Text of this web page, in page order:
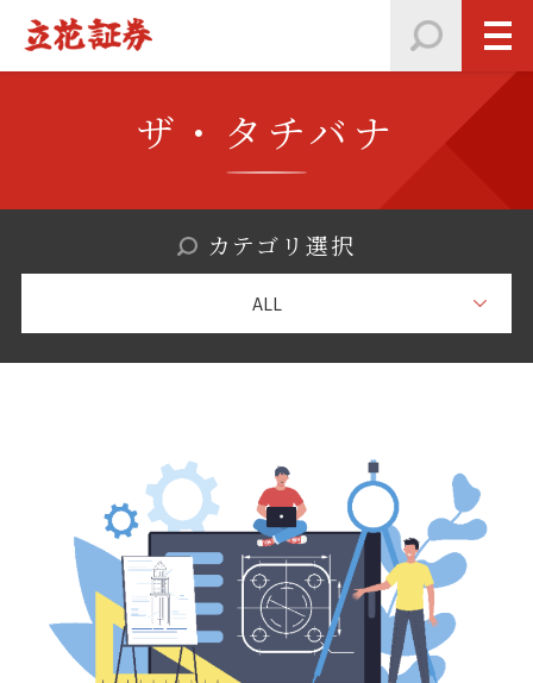
ザ・タチバナ
カテゴリ選択
ALL